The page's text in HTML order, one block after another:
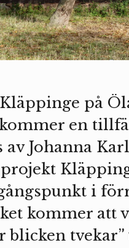
på
en
Johanna
i
kommer att
blicken